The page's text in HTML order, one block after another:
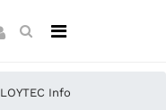
LOYTEC Info